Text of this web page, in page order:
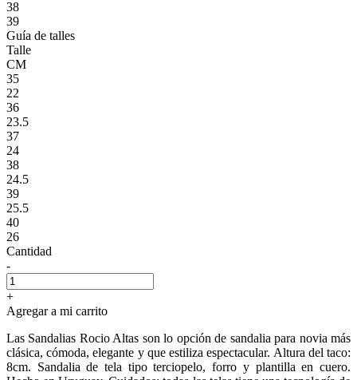
38
39
Guía de talles
Talle
CM
35
22
36
23.5
37
24
38
24.5
39
25.5
40
26
Cantidad
-
+
Agregar a mi carrito
Las Sandalias Rocio Altas son lo opción de sandalia para novia más
clásica, cómoda, elegante y que estiliza espectacular. Altura del taco:
8cm. Sandalia de tela tipo terciopelo, forro y plantilla en cuero.